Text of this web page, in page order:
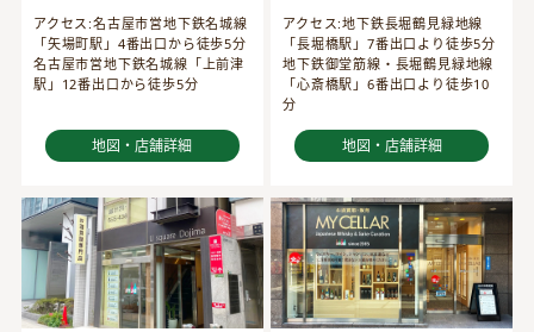
アクセス:名古屋市営地下鉄名城線
「矢場町駅」4番出口から徒歩5分
名古屋市営地下鉄名城線「上前津
駅」12番出口から徒歩5分
地図・店舗詳細
アクセス:地下鉄長堀鶴見緑地線
「長堀橋駅」7番出口より徒歩5分
地下鉄御堂筋線・長堀鶴見緑地線
「心斎橋駅」6番出口より徒歩10
分
地図・店舗詳細